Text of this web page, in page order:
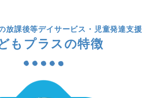
放課後等デイサービス・児童発達支援
もプラスの特徴